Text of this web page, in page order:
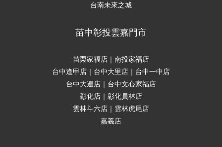
台南未來之城
苗中彰投雲嘉門市
苗栗家福店｜南投家福店
台中逢甲店｜台中大里店｜台中一中店
台中大連店｜台中文心家福店
彰化店｜彰化員林店
雲林斗六店｜雲林虎尾店
嘉義店